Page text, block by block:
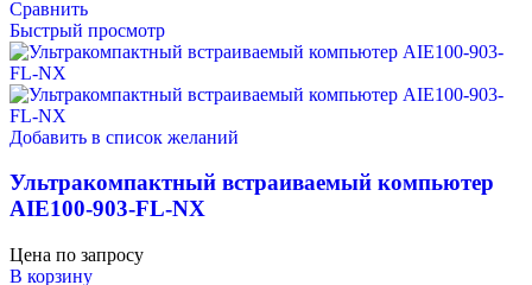
Сравнить
Быстрый просмотр
Добавить в список желаний
Ультракомпактный встраиваемый компьютер
AIE100-903-FL-NX
Цена по запросу
В корзину